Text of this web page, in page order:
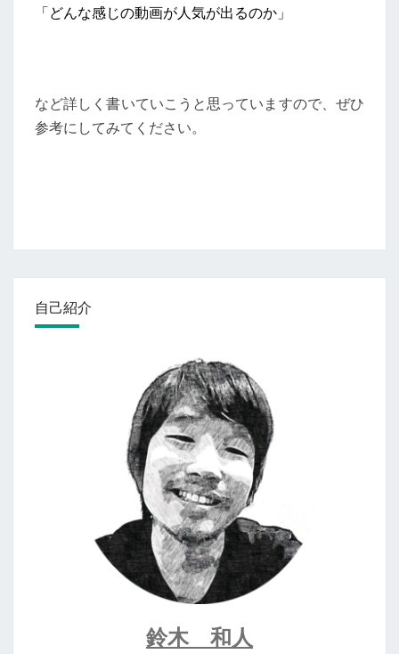
「どんな感じの動画が人気が出るのか」
など詳しく書いていこうと思っていますので、ぜひ
参考にしてみてください。
自己紹介
鈴木 和人